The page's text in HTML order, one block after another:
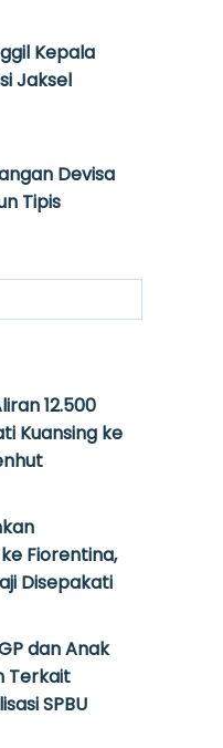
Kepala
Jaksel
Devisa
Tipis
12.500
Kuansing ke
Fiorentina,
Disepakati
dan Anak
Terkait
SPBU